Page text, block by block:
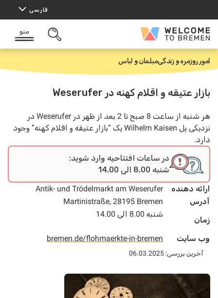
محتوا
فارسی
Welcome
Bremen
باز
منو
خ
ا
امور روزمره و زندگیمبلمان و لباس
بازار عتیقه و اقلام کهنه در Weserufer
هر شنبه از ساعت 8 صبح تا 2 بعد از ظهر در Weserufer در
نزدیکی پل Wilhelm Kaisen یک “بازار عتیقه و اقلام کهنه” وجود
دارد.
در ساعات افتتاحیه وارد شوید:
شنبه 8.00 الی 14.00
ارائه دهنده
Antik- und Trödelmarkt am Weserufer
آدرس
Martinistraße, 28195 Bremen
زمان
شنبه 8.00 الی 14.00
وب سایت bremen.de/flohmaerkte-in-bremen
آخرین بررسی: 06.03.2025